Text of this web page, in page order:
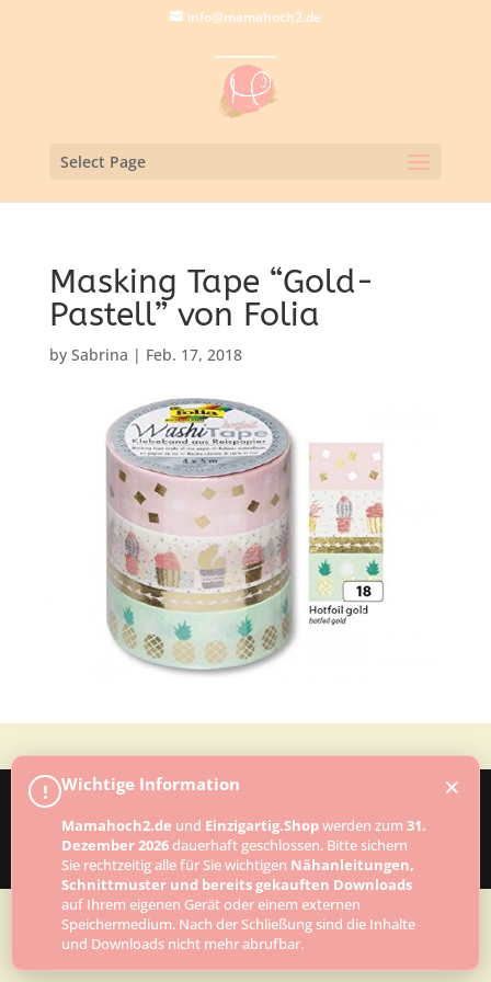
info@mamahoch2.de
Select Page
Masking Tape “Gold-
Pastell” von Folia
by Sabrina | Feb. 17, 2018
Designed byElegant Themes| Powered by
WordPress
! Wichtige Information
Mamahoch2.de und Einzigartig.Shopwerden zum 31.
Dezember 2026dauerhaft geschlossen. Bitte sichern
Sie rechtzeitig alle für Sie wichtigen Nähanleitungen,
Schnittmuster und bereits gekauften Downloads
auf Ihrem eigenen Gerät oder einem externen
Speichermedium. Nach der Schließung sind die Inhalte
und Downloads nicht mehr abrufbar.
×